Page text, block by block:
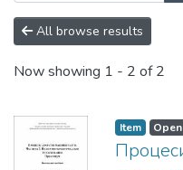
All browse results
Now showing 1 - 2 of 2
Item